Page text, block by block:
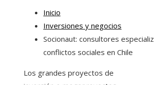
Inicio
Inversiones y negocios
Socionaut: consultores
conflictos sociales en Chile
Los grandes proyectos de